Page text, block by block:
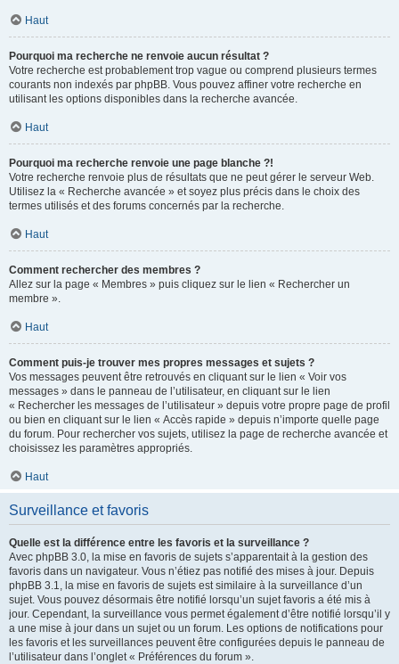
Haut
Pourquoi ma recherche ne renvoie aucun résultat ?
Votre recherche est probablement trop vague ou comprend plusieurs termes
courants non indexés par phpBB. Vous pouvez affiner votre recherche en
utilisant les options disponibles dans la recherche avancée.
Haut
Pourquoi ma recherche renvoie une page blanche ?!
Votre recherche renvoie plus de résultats que ne peut gérer le serveur Web.
Utilisez la « Recherche avancée » et soyez plus précis dans le choix des
termes utilisés et des forums concernés par la recherche.
Haut
Comment rechercher des membres ?
Allez sur la page « Membres » puis cliquez sur le lien « Rechercher un
membre ».
Haut
Comment puis-je trouver mes propres messages et sujets ?
Vos messages peuvent être retrouvés en cliquant sur le lien « Voir vos
messages » dans le panneau de l’utilisateur, en cliquant sur le lien
« Rechercher les messages de l’utilisateur » depuis votre propre page de profil
ou bien en cliquant sur le lien « Accès rapide » depuis n’importe quelle page
du forum. Pour rechercher vos sujets, utilisez la page de recherche avancée et
choisissez les paramètres appropriés.
Haut
Surveillance et favoris
Quelle est la différence entre les favoris et la surveillance ?
Avec phpBB 3.0, la mise en favoris de sujets s’apparentait à la gestion des
favoris dans un navigateur. Vous n’étiez pas notifié des mises à jour. Depuis
phpBB 3.1, la mise en favoris de sujets est similaire à la surveillance d’un
sujet. Vous pouvez désormais être notifié lorsqu’un sujet favoris a été mis à
jour. Cependant, la surveillance vous permet également d’être notifié lorsqu’il y
a une mise à jour dans un sujet ou un forum. Les options de notifications pour
les favoris et les surveillances peuvent être configurées depuis le panneau de
l’utilisateur dans l’onglet « Préférences du forum ».